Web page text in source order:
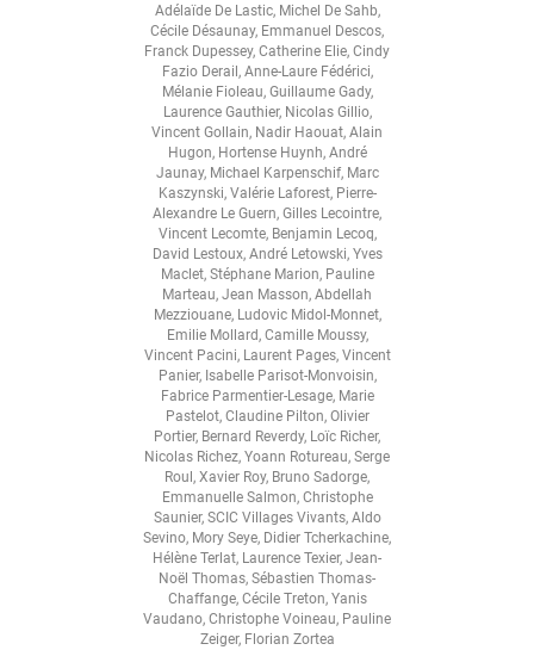
Adélaïde De Lastic, Michel De Sahb,
Cécile Désaunay, Emmanuel Descos,
Franck Dupessey, Catherine Elie, Cindy
Fazio Derail, Anne-Laure Fédérici,
Mélanie Fioleau, Guillaume Gady,
Laurence Gauthier, Nicolas Gillio,
Vincent Gollain, Nadir Haouat, Alain
Hugon, Hortense Huynh, André
Jaunay, Michael Karpenschif, Marc
Kaszynski, Valérie Laforest, Pierre-
Alexandre Le Guern, Gilles Lecointre,
Vincent Lecomte, Benjamin Lecoq,
David Lestoux, André Letowski, Yves
Maclet, Stéphane Marion, Pauline
Marteau, Jean Masson, Abdellah
Mezziouane, Ludovic Midol-Monnet,
Emilie Mollard, Camille Moussy,
Vincent Pacini, Laurent Pages, Vincent
Panier, Isabelle Parisot-Monvoisin,
Fabrice Parmentier-Lesage, Marie
Pastelot, Claudine Pilton, Olivier
Portier, Bernard Reverdy, Loïc Richer,
Nicolas Richez, Yoann Rotureau, Serge
Roul, Xavier Roy, Bruno Sadorge,
Emmanuelle Salmon, Christophe
Saunier, SCIC Villages Vivants, Aldo
Sevino, Mory Seye, Didier Tcherkachine,
Hélène Terlat, Laurence Texier, Jean-
Noël Thomas, Sébastien Thomas-
Chaffange, Cécile Treton, Yanis
Vaudano, Christophe Voineau, Pauline
Zeiger, Florian Zortea